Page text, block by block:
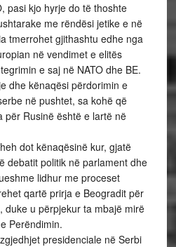
pasi kjo hyrje do të thoshte
me rëndësi jetike e në
tmerrohet gjithashtu edhe nga
në vendimet e elitës
e saj në NATO dhe BE.
dhe kënaqësi përdorimin e
në pushtet, sa kohë që
për Rusinë është e lartë në
dot kënaqësinë kur, gjatë
debatit politik në parlament dhe
lidhur me proceset
qartë prirja e Beogradit për
duke u përpjekur ta mbajë mirë
Perëndimin.
presidenciale në Serbi